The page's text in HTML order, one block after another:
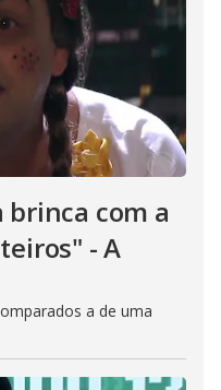
brinca com a
- A
a de uma